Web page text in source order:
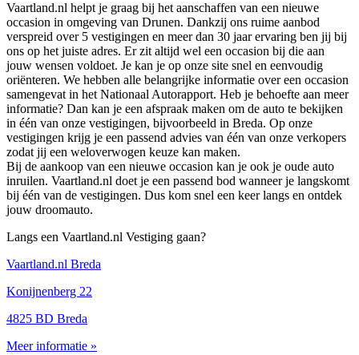
Vaartland.nl helpt je graag bij het aanschaffen van een nieuwe
occasion in omgeving van Drunen. Dankzij ons ruime aanbod
verspreid over 5 vestigingen en meer dan 30 jaar ervaring ben jij bij
ons op het juiste adres. Er zit altijd wel een occasion bij die aan
jouw wensen voldoet. Je kan je op onze site snel en eenvoudig
oriënteren. We hebben alle belangrijke informatie over een occasion
samengevat in het Nationaal Autorapport. Heb je behoefte aan meer
informatie? Dan kan je een afspraak maken om de auto te bekijken
in één van onze vestigingen, bijvoorbeeld in Breda. Op onze
vestigingen krijg je een passend advies van één van onze verkopers
zodat jij een weloverwogen keuze kan maken.
Bij de aankoop van een nieuwe occasion kan je ook je oude auto
inruilen. Vaartland.nl doet je een passend bod wanneer je langskomt
bij één van de vestigingen. Dus kom snel een keer langs en ontdek
jouw droomauto.
Langs een Vaartland.nl Vestiging gaan?
Vaartland.nl Breda
Konijnenberg 22
4825 BD Breda
Meer informatie »